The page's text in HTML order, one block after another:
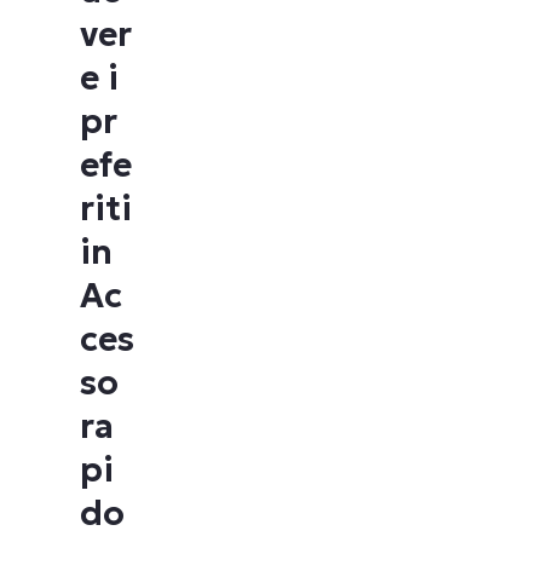
ver
e i
pr
efe
riti
in
Ac
ces
so
ra
pi
do